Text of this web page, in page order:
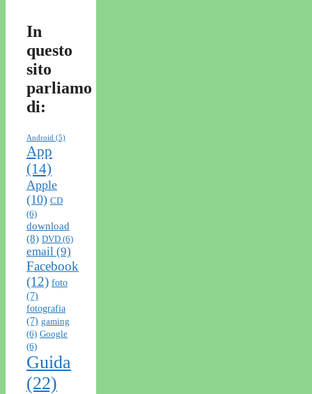
In
questo
sito
parliamo
di:
Android (5)
App
(14)
Apple
(10) CD
(6)
download
(8) DVD (6)
email (9)
Facebook
(12) foto
(7)
fotografia
(7) gaming
(6) Google
(6)
Guida
(22)